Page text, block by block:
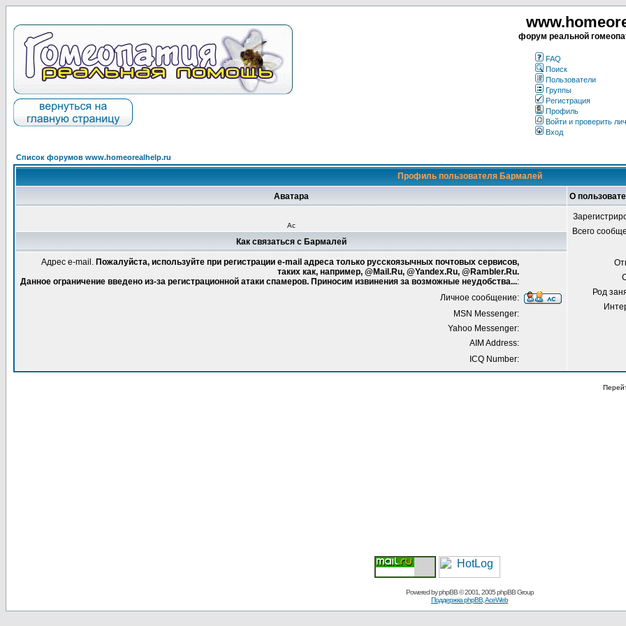
форум реальной
FAQ
Поиск
Пользователи
Группы
Регистрация
Профиль
Войти и проверить
Вход
Список форумов www.homeorealhelp.ru
Профиль пользователя Бармалей
Аватара О
Ас
Всего
Род
Как связаться с Бармалей
Адрес e-mail. Пожалуйста, используйте при регистрации e-mail адреса только русскоязычных почтовых сервисов,
таких как, например, @Mail.Ru, @Yandex.Ru, @Rambler.Ru.
Данное ограничение введено из-за регистрационной атаки спамеров. Приносим извинения за возможные неудобства...:
Личное сообщение:
MSN Messenger:
Yahoo Messenger:
AIM Address:
ICQ Number:
Powered byphpBB© 2001, 2005 phpBB Group
Поддержка phpBB AceWeb